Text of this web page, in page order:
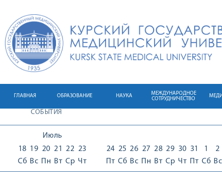
ГЛАВНАЯ ОБРАЗОВАНИЕ НАУКА
МЕЖДУНАРОДНОЕ
СОТРУДНИЧЕСТВО
СОБЫТИЯ
Июль
18
Сб
19
Вс
20
Пн
21
Вт
22
Ср
23
Чт
24
Пт
25
Сб
26
Вс
27
Пн
28
Вт
29
Ср
30
Чт
31
Пт
1
Сб
2
Вс